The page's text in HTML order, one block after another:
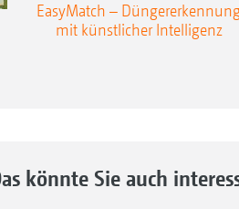
EasyMatch –
mit künstlicher Intelligenz
könnte Sie auch